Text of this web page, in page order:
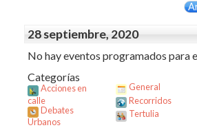
28 septiembre, 2020
No hay eventos programados para
Categorías
Acciones en
calle
Debates
Urbanos
General
Recorridos
Tertulia